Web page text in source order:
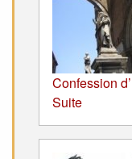
Confession
Suite